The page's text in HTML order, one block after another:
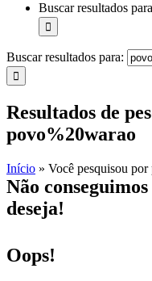
Buscar resultados
Buscar resultados para:
Resultados de
povo%20warao
Início » Você pesquisou
Não
deseja!
Oops!